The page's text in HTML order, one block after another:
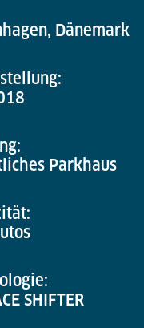
Dänemark
Parkhaus
SHIFTER